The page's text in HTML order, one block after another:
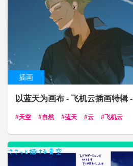
插画
以蓝天为画布 - 飞机云插画特辑 -
天空 自然 蓝天 云 飞机云